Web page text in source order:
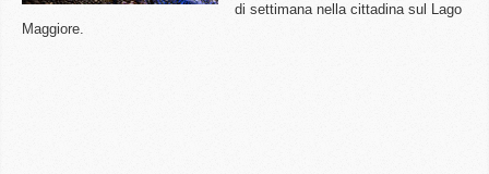
di settimana nella cittadina sul Lago
Maggiore.